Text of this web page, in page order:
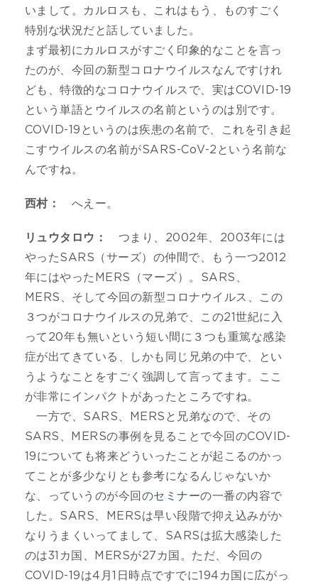
いまして。カルロスも、これはもう、ものすごく
特別な状況だと話していました。
まず最初にカルロスがすごく印象的なことを言っ
たのが、今回の新型コロナウイルスなんですけれ
ども、特徴的なコロナウイルスで、実はCOVID-19
という単語とウイルスの名前というのは別です。
COVID-19というのは疾患の名前で、これを引き起
こすウイルスの名前がSARS-CoV-2という名前な
んですね。
西村： へえー。
リュウタロウ：
つまり、2002年、2003年には
やったSARS（サーズ）の仲間で、もう一つ2012
年にはやったMERS（マーズ）。SARS、
MERS、そして今回の新型コロナウイルス、この
３つがコロナウイルスの兄弟で、この21世紀に入
って20年も無いという短い間に３つも重篤な感染
症が出てきている、しかも同じ兄弟の中で、とい
うようなことをすごく強調して言ってます。ここ
が非常にインパクトがあったところですね。
一方で、SARS、MERSと兄弟なので、その
SARS、MERSの事例を見ることで今回のCOVID-
19についても将来どういったことが起こるのかっ
てことが多少なりとも参考になるんじゃないか
な、っていうのが今回のセミナーの一番の内容で
した。SARS、MERSは早い段階で抑え込みがか
なりうまくいってまして、SARSは拡大感染した
のは31カ国、MERSが27カ国。ただ、今回の
COVID-19は4月1日時点ですでに194カ国に広がっ